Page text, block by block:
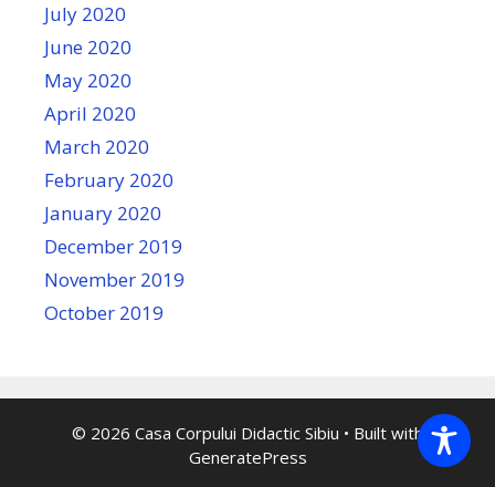
July 2020
June 2020
May 2020
April 2020
March 2020
February 2020
January 2020
December 2019
November 2019
October 2019
© 2026 Casa Corpului Didactic Sibiu • Built with
GeneratePress